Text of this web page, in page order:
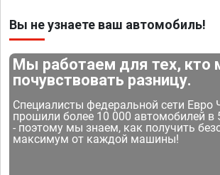
Вы не узнаете ваш автомобиль!
Мы работаем для тех, кто
почувствовать разницу.
Специалисты федеральной сети Евро
прошили более 10 000 автомобилей в
- поэтому мы знаем, как получить
максимум от каждой машины!